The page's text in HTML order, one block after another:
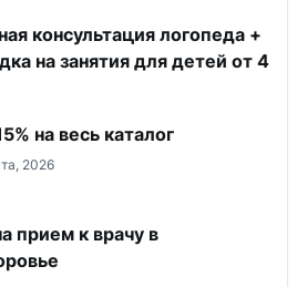
консультация логопеда +
на занятия для детей от 4
на весь каталог
2026
прием к врачу в